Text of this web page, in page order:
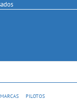
marcas
pilotos